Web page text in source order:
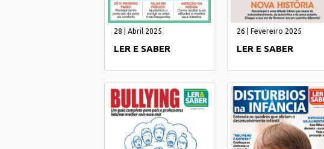
28 | Abril 2025
LER E SABER
26 | Fevereiro 2025
LER E SABER